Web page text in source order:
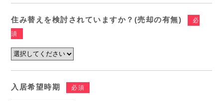
住み替えを検討されていますか？(売却の有無)
必
須
入居希望時期 必須